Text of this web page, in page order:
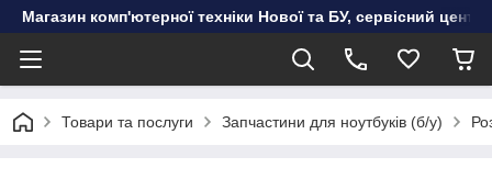
Магазин комп'ютерної техніки Нової та БУ, сервісний центр
Товари та послуги Запчастини для ноутбуків (б/у)